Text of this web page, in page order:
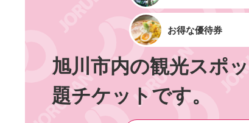
お得な優待券
旭川市内の観光スポ
題チケットです。